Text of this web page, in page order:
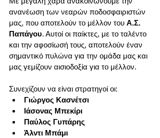
ανανέωση των νεαρών ποδοσφαιριστών
μας, που αποτελούν το μέλλον του Α.Σ.
Παπάγου. Αυτοί οι παίκτες, με το ταλέντο
και την αφοσίωσή τους, αποτελούν έναν
σημαντικό πυλώνα για την ομάδα μας και
μας γεμίζουν αισιοδοξία για το μέλλον.
Συνεχίζουν να είναι στρατηγοί οι:
Γιώργος Κασνέτσι
Ιάσονας Μπεκίρι
Παύλος Γυπάρης
Άλντι Μπάμι